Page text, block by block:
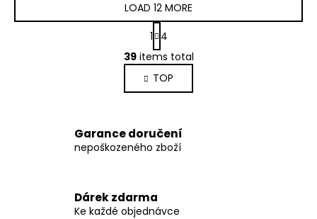
L
i
s
t
n
g
t
LOAD 12 MORE
P
a
g
i
n
a
o
n
1
4
39items total
TOP
Garance doručení
nepoškozeného zboží
Dárek zdarma
Ke každé objednávce